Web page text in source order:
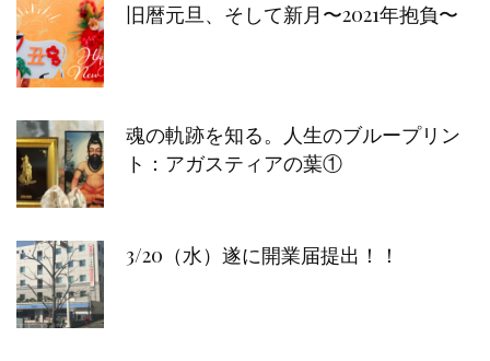
旧暦元旦、そして新月〜2021年抱負〜
魂の軌跡を知る。人生のブループリン
ト：アガスティアの葉①
3/20（水）遂に開業届提出！！